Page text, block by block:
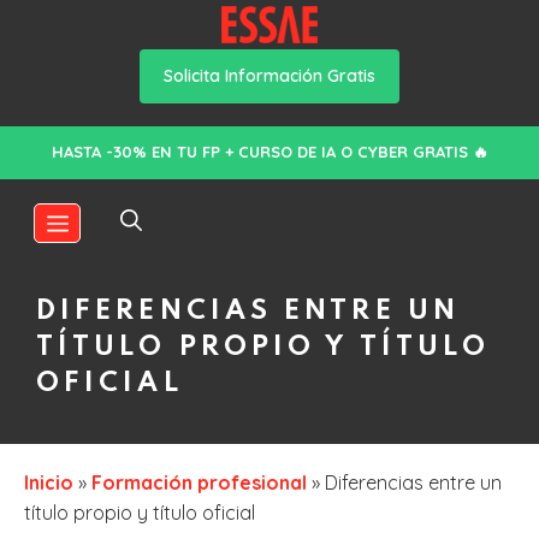
Solicita Información Gratis
contenido
HASTA -30% EN TU FP + CURSO DE IA O CYBER GRATIS 🔥
DIFERENCIAS ENTRE UN
TÍTULO PROPIO Y TÍTULO
OFICIAL
Inicio » Formación profesional » Diferencias entre un
título propio y título oficial